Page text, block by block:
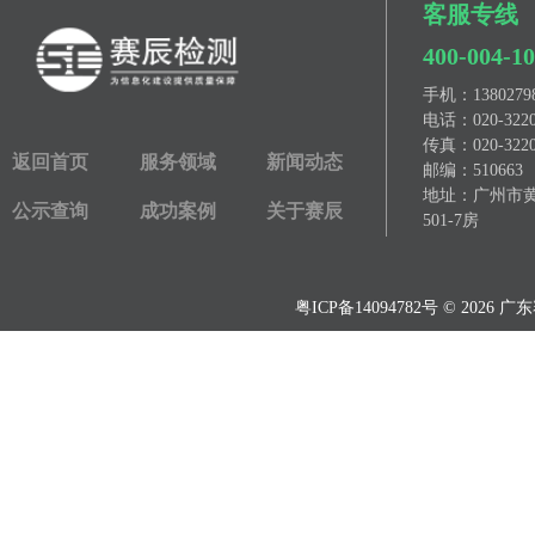
返回首页 服务领域 新闻动态
公示查询 成功案例 关于赛辰
客服专线
400-004-
手机：
电话：020-
传真：020-
邮编：510663
地址：广州市
501-7房
粤ICP备14094782号 © 2026 广